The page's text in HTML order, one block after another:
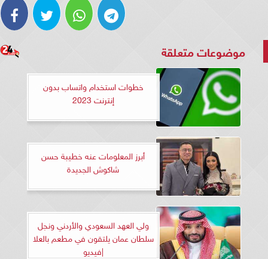
موضوعات متعلقة
خطوات استخدام واتساب بدون
إنترنت 2023
أبرز المعلومات عنه خطيبة حسن
شاكوش الجديدة
ولي العهد السعودي والأردني ونجل
سلطان عمان يلتقون في مطعم بالعلا
|فيديو